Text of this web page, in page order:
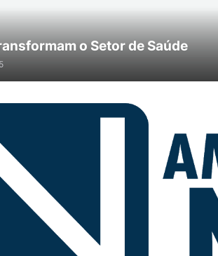
o Setor de Saúde